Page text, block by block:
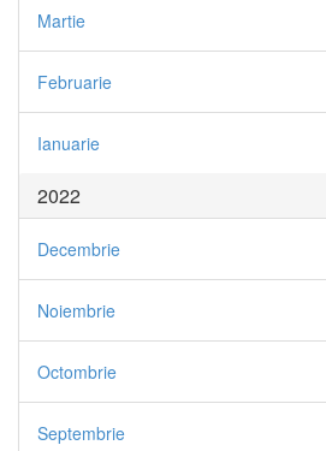
Martie
Februarie
Ianuarie
2022
Decembrie
Noiembrie
Octombrie
Septembrie